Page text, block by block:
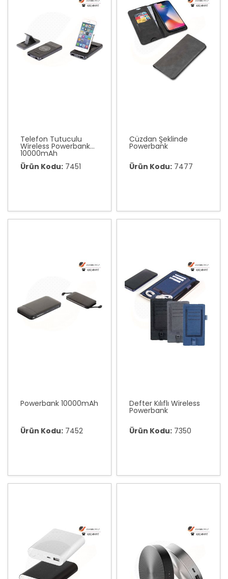
Telefon Tutuculu
Wireless Powerbank
10000mAh
Ürün Kodu: 7451
Cüzdan Şeklinde
Powerbank
Ürün Kodu: 7477
Powerbank 10000mAh
Ürün Kodu: 7452
Defter Kılıflı Wireless
Powerbank
Ürün Kodu: 7350